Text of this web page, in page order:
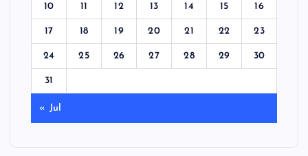
10 11 12 13 14 15 16
17 18 19 20 21 22 23
24 25 26 27 28 29 30
31
« Jul